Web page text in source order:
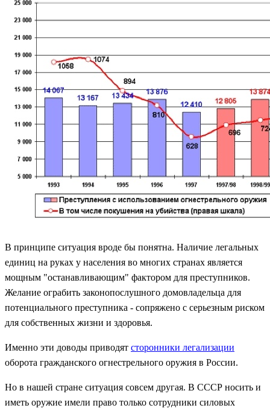
В принципе ситуация вроде бы понятна. Наличие легальных
единиц на руках у населения во многих странах является
мощным "останавливающим" фактором для преступников.
Желание ограбить законопослушного домовладельца для
потенциального преступника - сопряжено с серьезным риском
для собственных жизни и здоровья.
Именно эти доводы приводят сторонники легализации
оборота гражданского огнестрельного оружия в России.
Но в нашей стране ситуация совсем другая. В СССР носить и
иметь оружие имели право только сотрудники силовых